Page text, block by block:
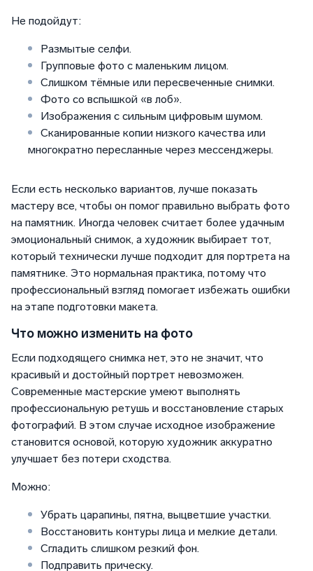
Не подойдут:
Размытые селфи.
Групповые фото с маленьким лицом.
Слишком тёмные или пересвеченные снимки.
Фото со вспышкой «в лоб».
Изображения с сильным цифровым шумом.
Сканированные копии низкого качества или
многократно пересланные через мессенджеры.
Если есть несколько вариантов, лучше показать
мастеру все, чтобы он помог правильно выбрать фото
на памятник. Иногда человек считает более удачным
эмоциональный снимок, а художник выбирает тот,
который технически лучше подходит для портрета на
памятнике. Это нормальная практика, потому что
профессиональный взгляд помогает избежать ошибки
на этапе подготовки макета.
Что можно изменить на фото
Если подходящего снимка нет, это не значит, что
красивый и достойный портрет невозможен.
Современные мастерские умеют выполнять
профессиональную ретушь и восстановление старых
фотографий. В этом случае исходное изображение
становится основой, которую художник аккуратно
улучшает без потери сходства.
Можно:
Убрать царапины, пятна, выцветшие участки.
Восстановить контуры лица и мелкие детали.
Сгладить слишком резкий фон.
Подправить прическу.